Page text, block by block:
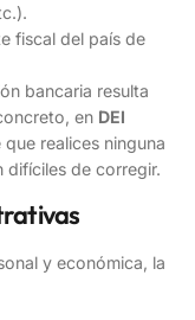
fiscal del país de
bancaria resulta
en DEI
realices ninguna
difíciles de corregir.
y económica, la